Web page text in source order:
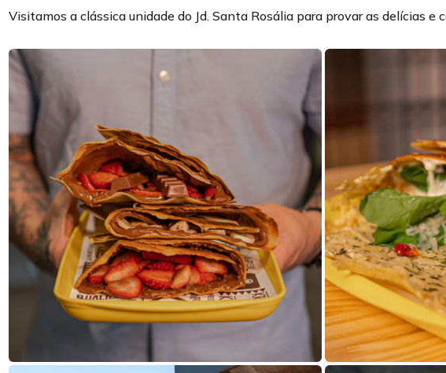
Visitamos a clássica unidade do Jd. Santa Rosália para provar as delícias e